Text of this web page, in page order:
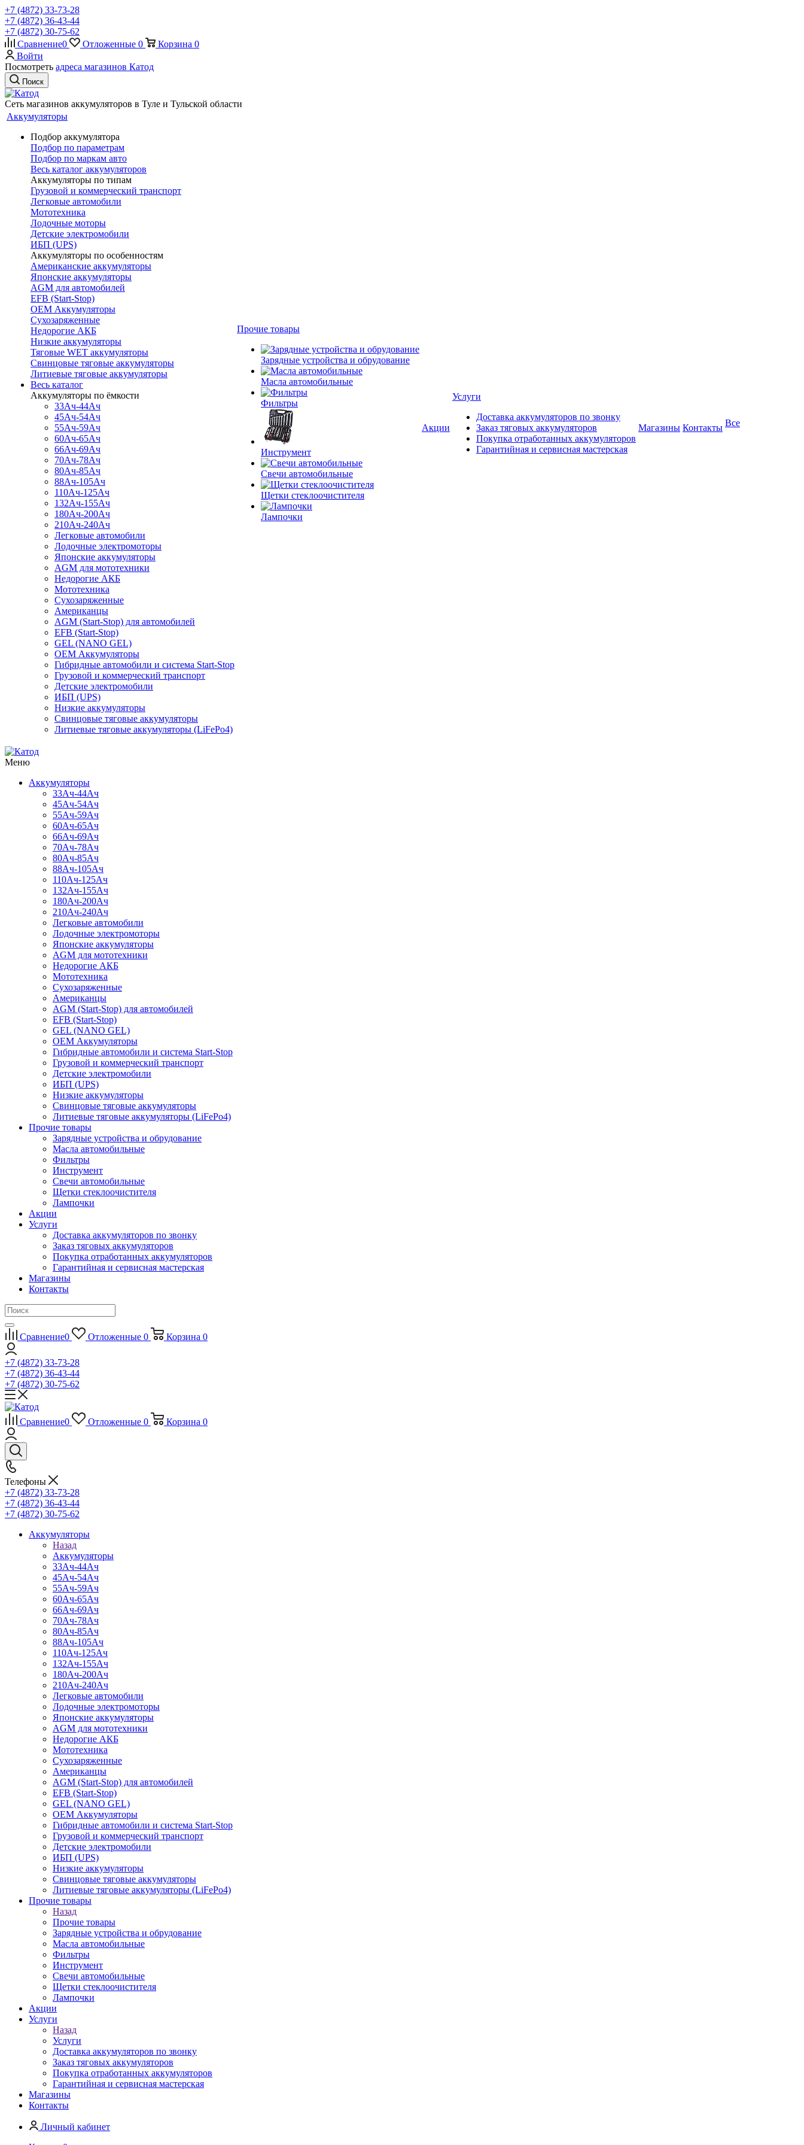
+7 (4872) 33-73-28
+7 (4872) 36-43-44
+7 (4872) 30-75-62
Сравнение0 Отложенные 0 Корзина 0
Войти
Посмотреть адреса магазинов Катод
Поиск
Сеть магазинов аккумуляторов в Туле и Тульской области
Аккумуляторы
Подбор аккумулятора
Подбор по параметрам
Подбор по маркам авто
Весь каталог аккумуляторов
Аккумуляторы по типам
Грузовой и коммерческий транспорт
Легковые автомобили
Мототехника
Лодочные моторы
Детские электромобили
ИБП (UPS)
Аккумуляторы по особенностям
Американские аккумуляторы
Японские аккумуляторы
AGM для автомобилей
EFB (Start-Stop)
OEM Аккумуляторы
Сухозаряженные
Недорогие АКБ
Низкие аккумуляторы
Тяговые WET аккумуляторы
Свинцовые тяговые аккумуляторы
Литиевые тяговые аккумуляторы
Весь каталог
Аккумуляторы по ёмкости
33Ач-44Ач
45Ач-54Ач
55Ач-59Ач
60Ач-65Ач
66Ач-69Ач
70Ач-78Ач
80Ач-85Ач
88Ач-105Ач
110Ач-125Ач
132Ач-155Ач
180Ач-200Ач
210Ач-240Ач
Легковые автомобили
Лодочные электромоторы
Японские аккумуляторы
AGM для мототехники
Недорогие АКБ
Мототехника
Сухозаряженные
Американцы
AGM (Start-Stop) для автомобилей
EFB (Start-Stop)
GEL (NANO GEL)
OEM Аккумуляторы
Гибридные автомобили и система Start-Stop
Грузовой и коммерческий транспорт
Детские электромобили
ИБП (UPS)
Низкие аккумуляторы
Свинцовые тяговые аккумуляторы
Литиевые тяговые аккумуляторы (LiFePo4)
Прочие товары
Зарядные устройства и обрудование
Масла автомобильные
Фильтры
Инструмент
Свечи автомобильные
Щетки стеклоочистителя
Лампочки
Акции
Услуги
Доставка аккумуляторов по звонку
Заказ тяговых аккумуляторов
Покупка отработанных аккумуляторов
Гарантийная и сервисная мастерская
Магазины Контакты Все
Меню
Аккумуляторы
33Ач-44Ач
45Ач-54Ач
55Ач-59Ач
60Ач-65Ач
66Ач-69Ач
70Ач-78Ач
80Ач-85Ач
88Ач-105Ач
110Ач-125Ач
132Ач-155Ач
180Ач-200Ач
210Ач-240Ач
Легковые автомобили
Лодочные электромоторы
Японские аккумуляторы
AGM для мототехники
Недорогие АКБ
Мототехника
Сухозаряженные
Американцы
AGM (Start-Stop) для автомобилей
EFB (Start-Stop)
GEL (NANO GEL)
OEM Аккумуляторы
Гибридные автомобили и система Start-Stop
Грузовой и коммерческий транспорт
Детские электромобили
ИБП (UPS)
Низкие аккумуляторы
Свинцовые тяговые аккумуляторы
Литиевые тяговые аккумуляторы (LiFePo4)
Прочие товары
Зарядные устройства и обрудование
Масла автомобильные
Фильтры
Инструмент
Свечи автомобильные
Щетки стеклоочистителя
Лампочки
Акции
Услуги
Доставка аккумуляторов по звонку
Заказ тяговых аккумуляторов
Покупка отработанных аккумуляторов
Гарантийная и сервисная мастерская
Магазины
Контакты
Сравнение0 Отложенные 0 Корзина 0
+7 (4872) 33-73-28
+7 (4872) 36-43-44
+7 (4872) 30-75-62
Сравнение0 Отложенные 0 Корзина 0
Телефоны
+7 (4872) 33-73-28
+7 (4872) 36-43-44
+7 (4872) 30-75-62
Аккумуляторы
Назад
Аккумуляторы
33Ач-44Ач
45Ач-54Ач
55Ач-59Ач
60Ач-65Ач
66Ач-69Ач
70Ач-78Ач
80Ач-85Ач
88Ач-105Ач
110Ач-125Ач
132Ач-155Ач
180Ач-200Ач
210Ач-240Ач
Легковые автомобили
Лодочные электромоторы
Японские аккумуляторы
AGM для мототехники
Недорогие АКБ
Мототехника
Сухозаряженные
Американцы
AGM (Start-Stop) для автомобилей
EFB (Start-Stop)
GEL (NANO GEL)
OEM Аккумуляторы
Гибридные автомобили и система Start-Stop
Грузовой и коммерческий транспорт
Детские электромобили
ИБП (UPS)
Низкие аккумуляторы
Свинцовые тяговые аккумуляторы
Литиевые тяговые аккумуляторы (LiFePo4)
Прочие товары
Назад
Прочие товары
Зарядные устройства и обрудование
Масла автомобильные
Фильтры
Инструмент
Свечи автомобильные
Щетки стеклоочистителя
Лампочки
Акции
Услуги
Назад
Услуги
Доставка аккумуляторов по звонку
Заказ тяговых аккумуляторов
Покупка отработанных аккумуляторов
Гарантийная и сервисная мастерская
Магазины
Контакты
Личный кабинет